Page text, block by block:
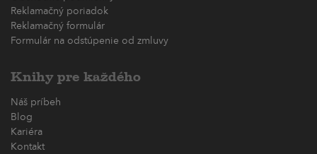
Reklamačný poriadok
Reklamačný formulár
Formulár na odstúpenie od zmluvy
Knihy pre každého
Náš príbeh
Blog
Kariéra
Kontakt